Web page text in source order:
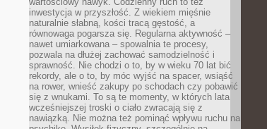
inwestycja w przyszłość. Z wiekiem mięśnie
naturalnie słabną, kości tracą gęstość, a
równowaga pogarsza się. Regularna aktywność –
nawet umiarkowana – spowalnia te procesy,
pozwala na dłużej zachować samodzielność i
sprawność. Nie chodzi o to, by w wieku 70 lat bić
rekordy, ale o to, by móc wyjść na spacer, wsiąść
na rower, wnieść zakupy po schodach czy pobawić
się z wnukami. To są te momenty, w których lata
wcześniejszej troski o ciało zwracają się z
nawiązką. Nie można też pominąć wpływu ruchu na